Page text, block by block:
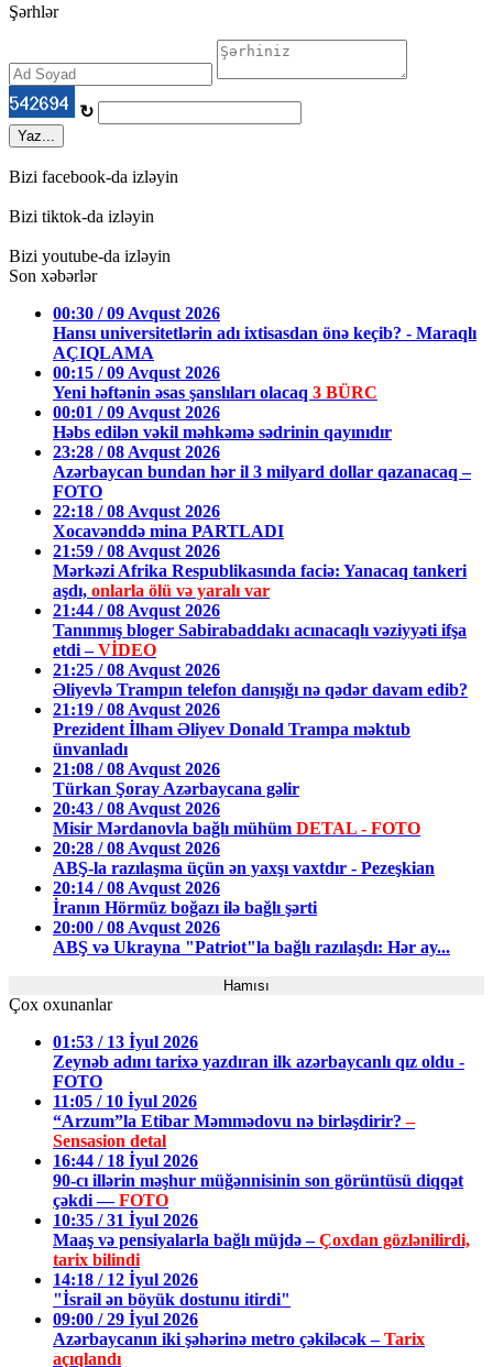
Şərhlər
↻
Yaz...
Bizi facebook-da izləyin
Bizi tiktok-da izləyin
Bizi youtube-da izləyin
Son xəbərlər
00:30 / 09 Avqust 2026
Hansı universitetlərin adı ixtisasdan önə keçib? - Maraqlı
AÇIQLAMA
00:15 / 09 Avqust 2026
Yeni həftənin əsas şanslıları olacaq 3 BÜRC
00:01 / 09 Avqust 2026
Həbs edilən vəkil məhkəmə sədrinin qayınıdır
23:28 / 08 Avqust 2026
Azərbaycan bundan hər il 3 milyard dollar qazanacaq –
FOTO
22:18 / 08 Avqust 2026
Xocavənddə mina PARTLADI
21:59 / 08 Avqust 2026
Mərkəzi Afrika Respublikasında faciə: Yanacaq tankeri
aşdı, onlarla ölü və yaralı var
21:44 / 08 Avqust 2026
Tanınmış bloger Sabirabaddakı acınacaqlı vəziyyəti ifşa
etdi –VİDEO
21:25 / 08 Avqust 2026
Əliyevlə Trampın telefon danışığı nə qədər davam edib?
21:19 / 08 Avqust 2026
Prezident İlham Əliyev Donald Trampa məktub
ünvanladı
21:08 / 08 Avqust 2026
Türkan Şoray Azərbaycana gəlir
20:43 / 08 Avqust 2026
Misir Mərdanovla bağlı mühüm DETAL - FOTO
20:28 / 08 Avqust 2026
ABŞ-la razılaşma üçün ən yaxşı vaxtdır - Pezeşkian
20:14 / 08 Avqust 2026
İranın Hörmüz boğazı ilə bağlı şərti
20:00 / 08 Avqust 2026
ABŞ və Ukrayna "Patriot"la bağlı razılaşdı: Hər ay...
Hamısı
Çox oxunanlar
01:53 / 13 İyul 2026
Zeynəb adını tarixə yazdıran ilk azərbaycanlı qız oldu -
FOTO
11:05 / 10 İyul 2026
“Arzum”la Etibar Məmmədovu nə birləşdirir?–
Sensasion detal
16:44 / 18 İyul 2026
90-cı illərin məşhur müğənnisinin son görüntüsü diqqət
çəkdi —FOTO
10:35 / 31 İyul 2026
Maaş və pensiyalarla bağlı müjdə –Çoxdan gözlənilirdi,
tarix bilindi
14:18 / 12 İyul 2026
"İsrail ən böyük dostunu itirdi"
09:00 / 29 İyul 2026
Azərbaycanın iki şəhərinə metro çəkiləcək –Tarix
açıqlandı